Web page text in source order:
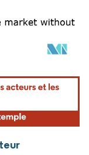
attribution sous CC BY